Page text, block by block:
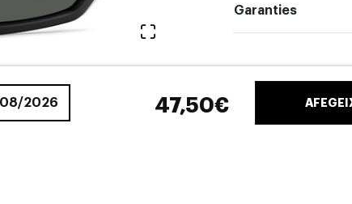
Veure en pantalla completa
Garanties
2026 47,50€